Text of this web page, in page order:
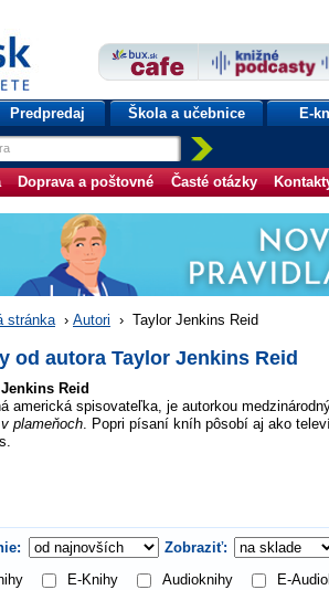
Predpredaj Škola a učebnice E-
Doprava a poštovné Časté otázky
stránka › Autori › Taylor Jenkins Reid
od autora Taylor Jenkins Reid
Reid
americká spisovateľka, je autorkou
plameňoch. Popri písaní kníh pôsobí aj ako
Zobraziť:
E-Knihy Audioknihy E-